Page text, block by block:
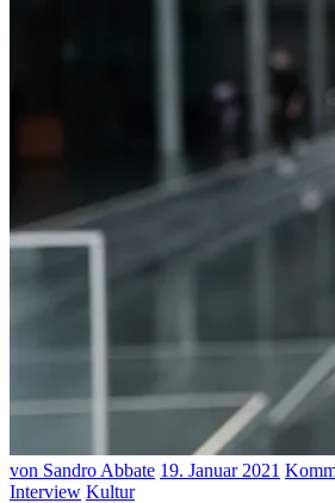
von Sandro Abbate 19. Januar 2021
Interview Kultur